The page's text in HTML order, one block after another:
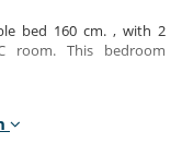
bed 160 cm. , with 2
room. This bedroom
bed 180 cm. , with 2